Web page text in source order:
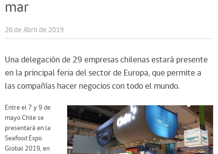
mar
26 de Abril de 2019
Una delegación de 29 empresas chilenas estará presente
en la principal feria del sector de Europa, que permite a
las compañías hacer negocios con todo el mundo.
Entre el 7 y 9 de
mayo Chile se
presentará en la
Seafood Expo
Global 2019, en